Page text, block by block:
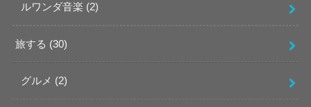
ルワンダ音楽 (2)
旅する (30)
グルメ (2)